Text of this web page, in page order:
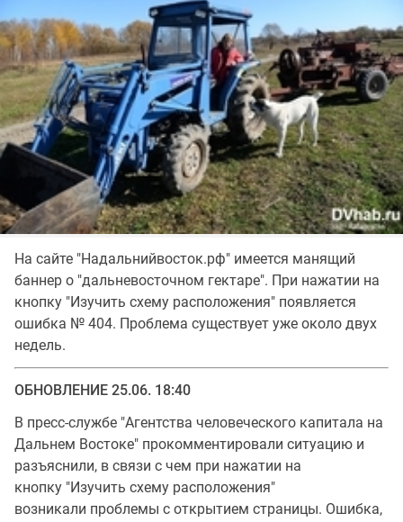
На сайте "Надальнийвосток.рф" имеется манящий
баннер о "дальневосточном гектаре". При нажатии на
кнопку "Изучить схему расположения" появляется
ошибка № 404. Проблема существует уже около двух
недель.
ОБНОВЛЕНИЕ 25.06. 18:40
В пресс-службе "Агентства человеческого капитала на
Дальнем Востоке" прокомментировали ситуацию и
разъяснили, в связи с чем при нажатии на
кнопку "Изучить схему расположения"
возникали проблемы с открытием страницы. Ошибка,